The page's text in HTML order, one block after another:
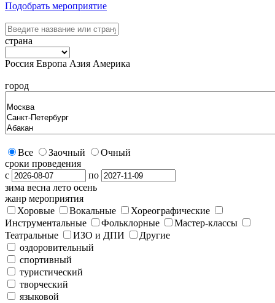
Подобрать мероприятие
страна
Россия Европа Азия Америка
город
Все Заочный
Очный
сроки проведения
с
по
зима весна лето осень
жанр мероприятия
Хоровые
Вокальные
Хореографические
Инструментальные
Фольклорные
Мастер-классы
Театральные
ИЗО и ДПИ
Другие
оздоровительный
спортивный
туристический
творческий
языковой